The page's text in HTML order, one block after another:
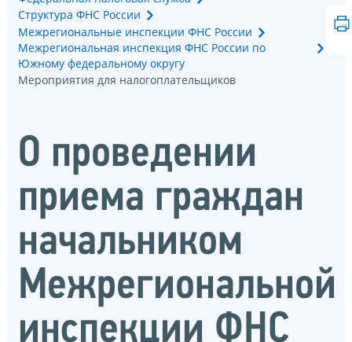
Структура ФНС России
Межрегиональные инспекции ФНС России
Межрегиональная инспекция ФНС России по
Южному федеральному округу
Мероприятия для налогоплательщиков
О проведении
приема граждан
начальником
Межрегиональной
инспекции ФНС